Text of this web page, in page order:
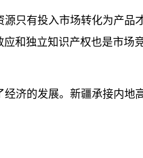
只有投入市场转化为产品
和独立知识产权也是市场
济的发展。新疆承接内地